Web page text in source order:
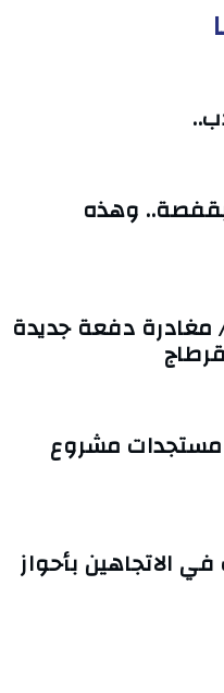
وهذه
مغادرة دفعة جديدة
مستجدات مشروع
الاتجاهين بأحواز